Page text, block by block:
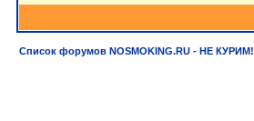
Список форумов NOSMOKING.RU - НЕ КУРИМ!